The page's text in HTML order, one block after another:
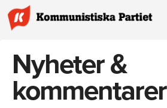
Nyheter &
kommentarer